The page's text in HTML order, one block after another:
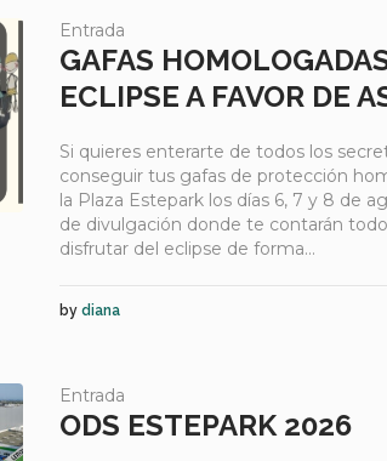
Entrada
GAFAS
ECLIPSE A FAVOR DE
Si quieres enterarte de todos los
conseguir tus gafas de protección
la Plaza Estepark los días 6, 7 y 8 de
de divulgación donde te contarán
disfrutar del eclipse de forma...
by diana
Entrada
ODS ESTEPARK 2026